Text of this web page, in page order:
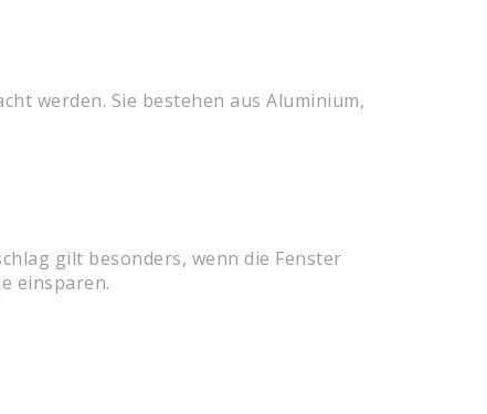
werden. Sie bestehen aus Aluminium,
gilt besonders, wenn die Fenster
einsparen.